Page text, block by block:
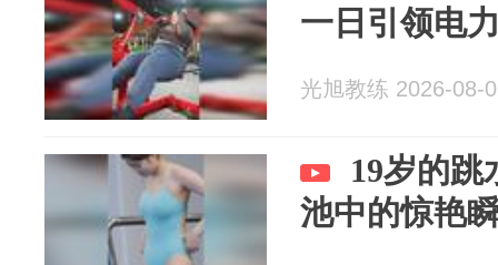
一日引领电
光旭教练 2026-08-
19岁的跳
池中的惊艳